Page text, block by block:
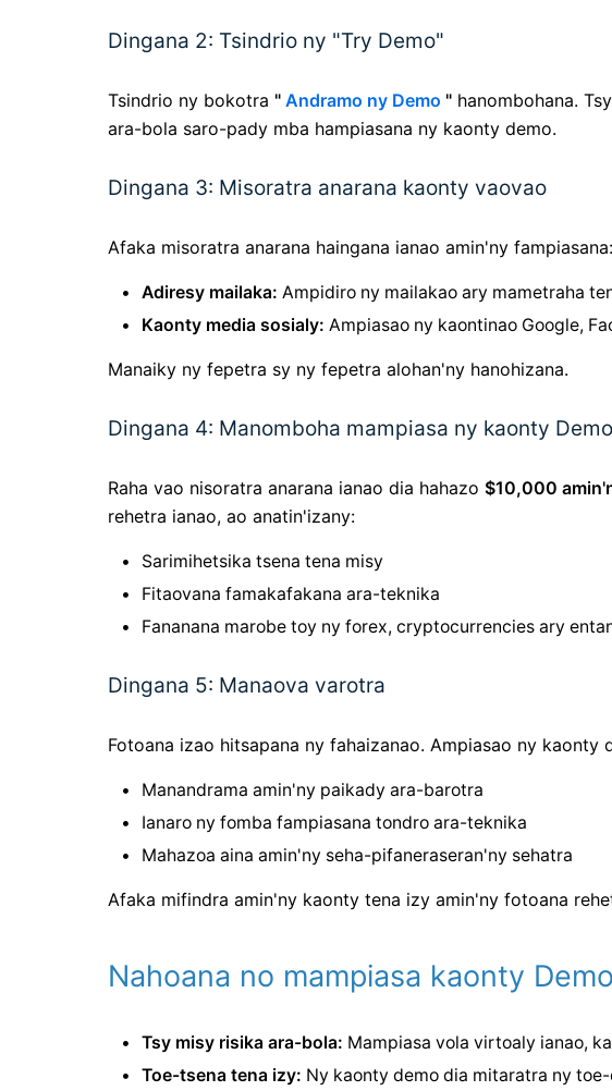
Dingana 2: Tsindrio ny "Try Demo"
Tsindrio ny bokotra " Andramo ny Demo " hanombohana.
ara-bola saro-pady mba hampiasana ny kaonty demo.
Dingana 3: Misoratra anarana kaonty vaovao
Afaka misoratra anarana haingana ianao amin'ny fampiasana:
Adiresy mailaka: Ampidiro ny mailakao ary mametraha
Kaonty media sosialy: Ampiasao ny kaontinao Google,
Manaiky ny fepetra sy ny fepetra alohan'ny hanohizana.
Dingana 4: Manomboha mampiasa ny kaonty
Raha vao nisoratra anarana ianao dia hahazo $10,000
rehetra ianao, ao anatin'izany:
Sarimihetsika tsena tena misy
Fitaovana famakafakana ara-teknika
Fananana marobe toy ny forex, cryptocurrencies ary
Dingana 5: Manaova varotra
Fotoana izao hitsapana ny fahaizanao. Ampiasao ny kaonty
Manandrama amin'ny paikady ara-barotra
Ianaro ny fomba fampiasana tondro ara-teknika
Mahazoa aina amin'ny seha-pifaneraseran'ny sehatra
Afaka mifindra amin'ny kaonty tena izy amin'ny fotoana
Nahoana no mampiasa kaonty
Tsy misy risika ara-bola: Mampiasa vola virtoaly ianao,
Toe-tsena tena izy: Ny kaonty demo dia mitaratra ny